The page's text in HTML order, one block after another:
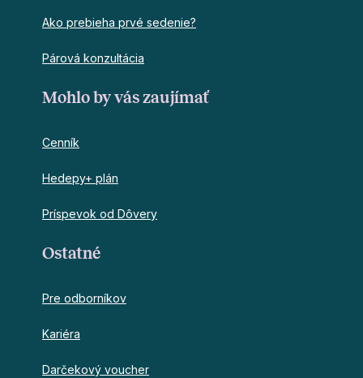
Ako prebieha prvé sedenie?
Párová konzultácia
Mohlo by vás zaujímať
Cenník
Hedepy+ plán
Príspevok od Dôvery
Ostatné
Pre odborníkov
Kariéra
Darčekový voucher